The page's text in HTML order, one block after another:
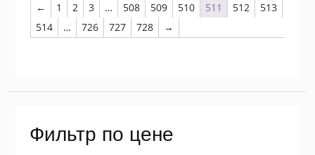
← 1 2 3 … 508 509 510 511 512
513
514
… 726 727 728 →
Фильтр по цене